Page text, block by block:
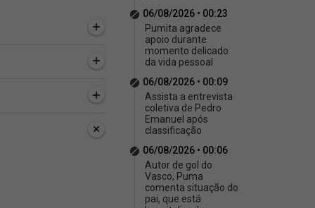
06/08/2026 • 00:23
Pumita agradece
apoio durante
momento delicado
da vida pessoal
06/08/2026 • 00:09
Assista a entrevista
coletiva de Pedro
Emanuel após
classificação
06/08/2026 • 00:06
Autor de gol do
Vasco, Puma
comenta situação do
pai, que está